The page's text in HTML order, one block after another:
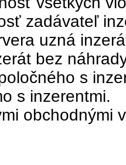
zadávateľ
uzná
bez
s
s inzerentmi.
obchodnými